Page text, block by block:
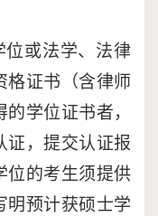
位或法学、法律
格证书（含律师
学位证书者，
证，提交认证报
位的考生须提供
明预计获硕士学